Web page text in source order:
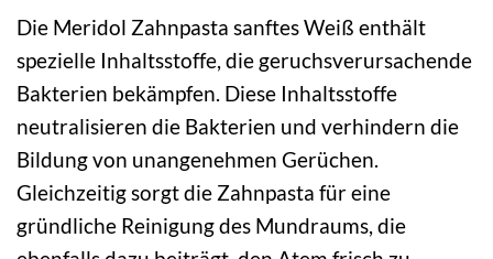
Die Meridol Zahnpasta sanftes Weiß enthält
spezielle Inhaltsstoffe, die geruchsverursachende
Bakterien bekämpfen. Diese Inhaltsstoffe
neutralisieren die Bakterien und verhindern die
Bildung von unangenehmen Gerüchen.
Gleichzeitig sorgt die Zahnpasta für eine
gründliche Reinigung des Mundraums, die